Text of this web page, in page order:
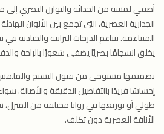
أضفي لمسة من الحداثة والتوازن البصري
الجدارية العصرية، التي تجمع بين الألوان
المتناغمة. تتناغم الدرجات الترابية والحيادية
يخلق انسجامًا بصريًا يضفي شعورًا بالراحة
تصميمها مستوحى من فنون النسيج
إحساسًا فريدًا بالتفاصيل الدقيقة والأصالة.
طولي أو توزيعها في زوايا مختلفة من
الأناقة العصرية دون تكلف.